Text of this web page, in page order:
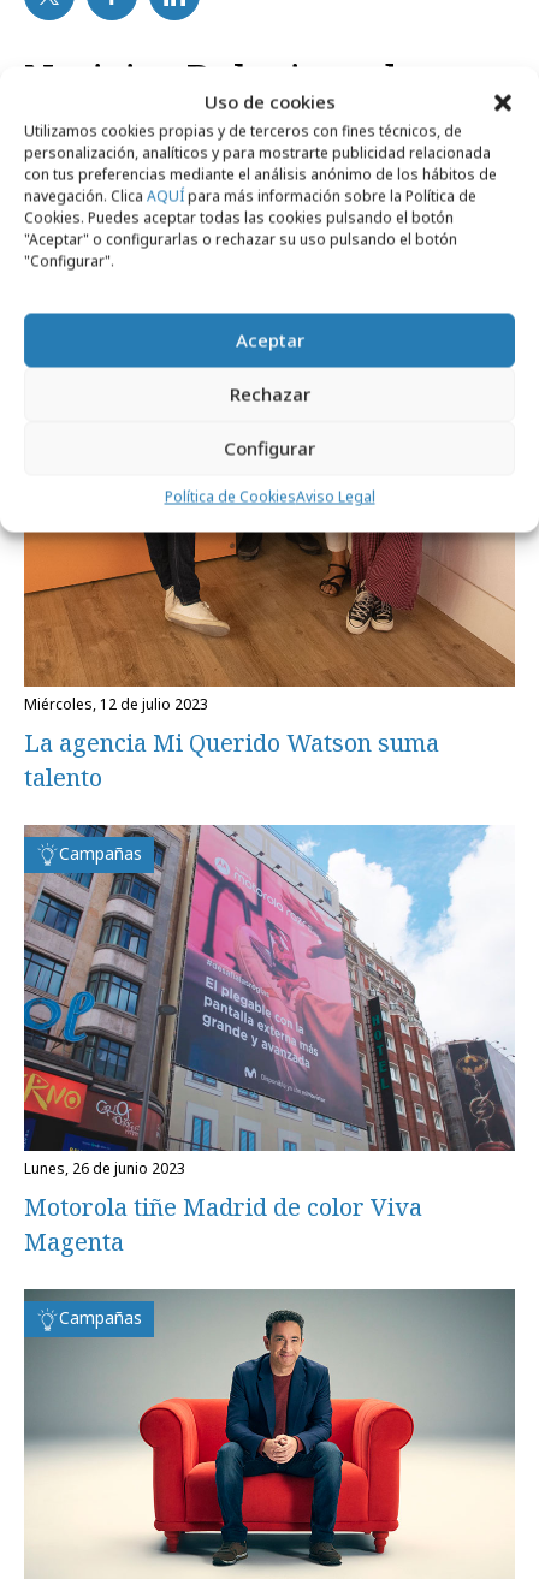
Uso de cookies
Utilizamos cookies propias y de terceros con fines técnicos, de
personalización, analíticos y para mostrarte publicidad relacionada
con tus preferencias mediante el análisis anónimo de los hábitos de
navegación. Clica AQUÍpara más información sobre la Política de
Cookies. Puedes aceptar todas las cookies pulsando el botón
"Aceptar" o configurarlas o rechazar su uso pulsando el botón
"Configurar".
Aceptar
Rechazar
Configurar
Política de CookiesAviso Legal
Noticias Relacionadas
Agencias
miércoles, 12 de julio 2023
La agencia Mi Querido Watson suma
talento
Campañas
lunes, 26 de junio 2023
Motorola tiñe Madrid de color Viva
Magenta
Campañas